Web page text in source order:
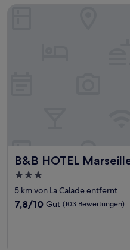
B&B HOTEL
B&B HOTEL Marseille
3.0-
Sterne-
Unterkunft
5 km von La Calade entfernt
7.8
7,8/10 Gut (103 Bewertungen)
B&B HOTEL Marseille